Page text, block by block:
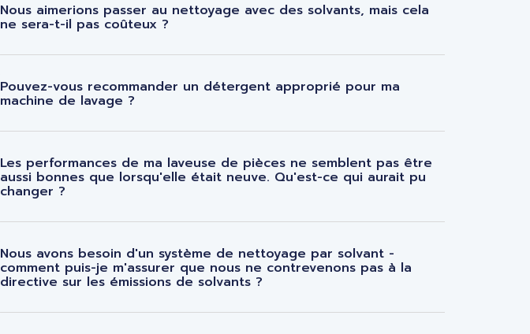
Nous aimerions passer au nettoyage avec des solvants, mais cela
ne sera-t-il pas coûteux ?
Pouvez-vous recommander un détergent approprié pour ma
machine de lavage ?
Les performances de ma laveuse de pièces ne semblent pas être
aussi bonnes que lorsqu'elle était neuve. Qu'est-ce qui aurait pu
changer ?
Nous avons besoin d'un système de nettoyage par solvant -
comment puis-je m'assurer que nous ne contrevenons pas à la
directive sur les émissions de solvants ?